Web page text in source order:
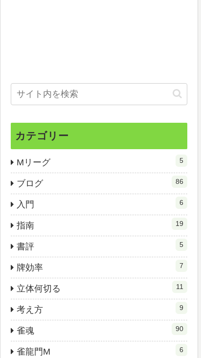
カテゴリー
Mリーグ 5
ブログ 86
入門 6
指南 19
書評 5
牌効率 7
立体何切る 11
考え方 9
雀魂 90
雀龍門M 6